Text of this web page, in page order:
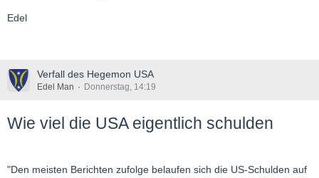
Edel
Verfall des Hegemon USA
Edel Man Donnerstag, 14:19
Wie viel die USA eigentlich schulden
"Den meisten Berichten zufolge belaufen sich die US-Schulden auf